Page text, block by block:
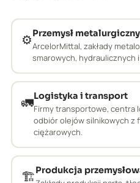
⚙️Przemysł
ArcelorMittal, zakłady
smarowych, hydraulicznych
🚛Logistyka i transport
Firmy transportowe, centra
odbiór olejów silnikowych z
ciężarowych.
🏗️Produkcja